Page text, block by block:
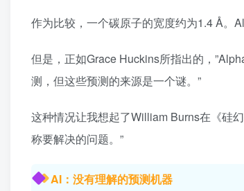
作为比较，一个碳原子的宽度约为1.4 Å。
但是，正如Grace Huckins所指出的，
测，但这些预测的来源是一个谜。”
这种情况让我想起了William Burns在《硅
称要解决的问题。”
AI：没有理解的预测机器